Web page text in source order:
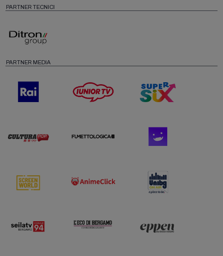
PARTNER TECNICI
PARTNER MEDIA